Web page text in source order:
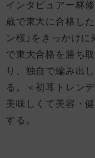
インタビュアー林
歳で東大に合格し
ン桜」をきっかけ
で東大合格を勝ち
り、独自で編み出
る。＜初耳トレンデ
美味しくて美容・
する。